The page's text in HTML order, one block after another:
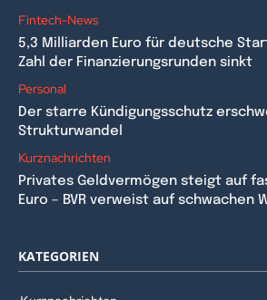
Fintech-News
5,3 Milliarden Euro für deutsche
Zahl der Finanzierungsrunden sinkt
Personal
Der starre Kündigungsschutz
Strukturwandel
Kurznachrichten
Privates Geldvermögen steigt auf
Euro – BVR verweist auf schwachen
KATEGORIEN